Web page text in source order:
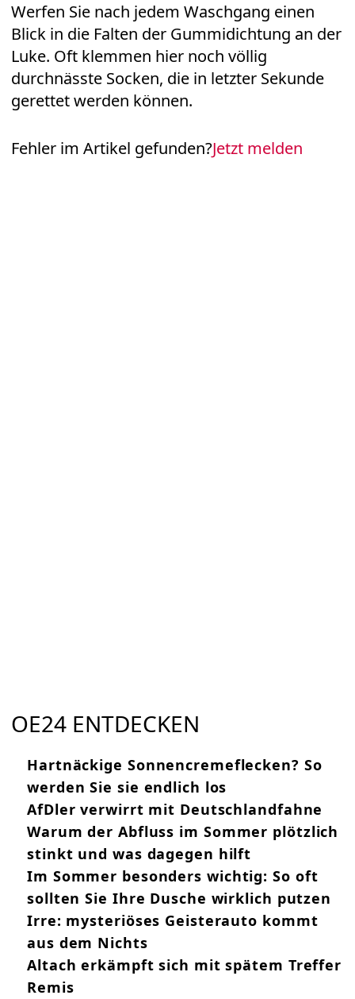
Werfen Sie nach jedem Waschgang einen
Blick in die Falten der Gummidichtung an der
Luke. Oft klemmen hier noch völlig
durchnässte Socken, die in letzter Sekunde
gerettet werden können.
Fehler im Artikel gefunden?Jetzt melden
OE24 ENTDECKEN
Hartnäckige Sonnencremeflecken? So
werden Sie sie endlich los
AfDler verwirrt mit Deutschlandfahne
Warum der Abfluss im Sommer plötzlich
stinkt und was dagegen hilft
Im Sommer besonders wichtig: So oft
sollten Sie Ihre Dusche wirklich putzen
Irre: mysteriöses Geisterauto kommt
aus dem Nichts
Altach erkämpft sich mit spätem Treffer
Remis